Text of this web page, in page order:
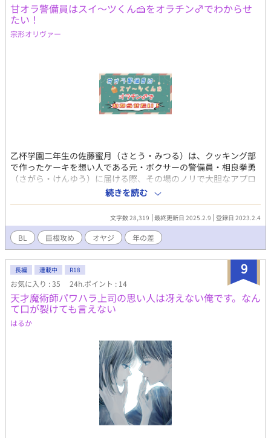
甘オラ警備員はスイ～ツくん🍰をオラチン♂でわからせ
たい！
宗形オリヴァー
乙杯学園二年生の佐藤蜜月（さとう・みつる）は、クッキング部
で作ったケーキを想い人である元・ボクサーの警備員・相良拳勇
（さがら・けんゆう）に届ける際、その場のノリで大胆なアプロ
ーチをしてしまう。 危機感の無い蜜月に、拳勇はそういうことを
するとどうなるかカラダで「わからせる」ことに…！？ クリスマ
スイブに味わいたいのは、ケーキ🍰より甘い大人の生クリーム♡
元ボクサーやさぐれオヤジ×お菓子好きゆるふわ男子のHなおや
つ、召し上がれ！🔔
続きを読む
文字数 28,319 最終更新日 2025.2.9 登録日 2023.2.4
BL 巨根攻め オヤジ 年の差
9
長編 連載中 R18
お気に入り : 35 24h.ポイント : 14
天才魔術師パワハラ上司の思い人は冴えない俺です。なん
て口が裂けても言えない
はるか